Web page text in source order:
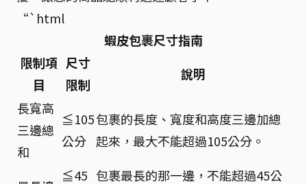
“`html
蝦皮包裹尺寸指南
限制項
目
尺寸
限制
說明
長寬高
三邊總
和
≦105
公分
包裹的長度、寬度和高度三邊加總
起來，最大不能超過105公分。
≦45 包裹最長的那一邊，不能超過45公